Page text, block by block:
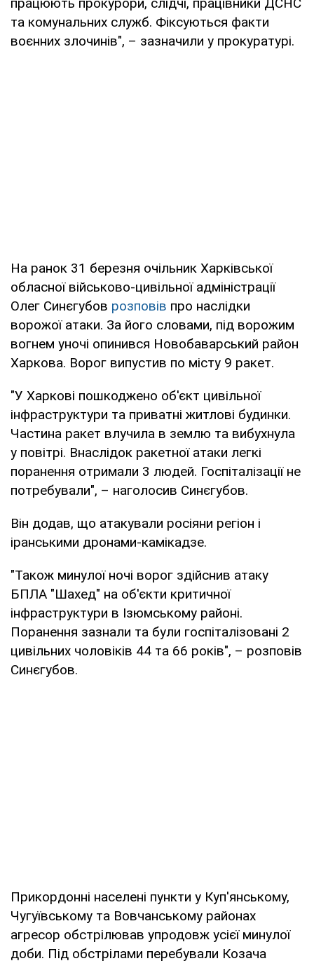
та комунальних служб. Фіксуються факти
воєнних злочинів", – зазначили у прокуратурі.
На ранок 31 березня очільник Харківської
обласної військово-цивільної адміністрації
Олег Синєгубов розповів про наслідки
ворожої атаки. За його словами, під ворожим
вогнем уночі опинився Новобаварський район
Харкова. Ворог випустив по місту 9 ракет.
"У Харкові пошкоджено об'єкт цивільної
інфраструктури та приватні житлові будинки.
Частина ракет влучила в землю та вибухнула
у повітрі. Внаслідок ракетної атаки легкі
поранення отримали 3 людей. Госпіталізації не
потребували", – наголосив Синєгубов.
Він додав, що атакували росіяни регіон і
іранськими дронами-камікадзе.
"Також минулої ночі ворог здійснив атаку
БПЛА "Шахед" на об'єкти критичної
інфраструктури в Ізюмському районі.
Поранення зазнали та були госпіталізовані 2
цивільних чоловіків 44 та 66 років", – розповів
Синєгубов.
Прикордонні населені пункти у Куп'янському,
Чугуївському та Вовчанському районах
агресор обстрілював упродовж усієї минулої
доби. Під обстрілами перебували Козача